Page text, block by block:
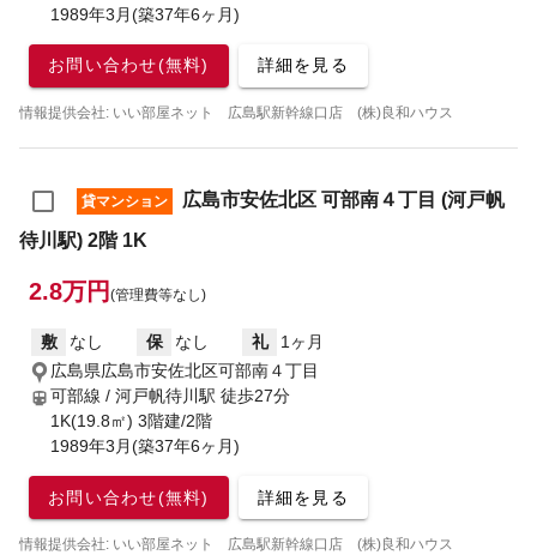
1989年3月(築37年6ヶ月)
お問い合わせ(無料) 詳細を見る
情報提供会社: いい部屋ネット 広島駅新幹線口店 (株)良和ハウス
貸マンション
広島市安佐北区 可部南４丁目 (河戸帆
待川駅) 2階 1K
2.8万円 (管理費等なし)
敷 なし 保 なし 礼
1ヶ月
広島県広島市安佐北区可部南４丁目
可部線 / 河戸帆待川駅 徒歩27分
1K(19.8㎡) 3階建/2階
1989年3月(築37年6ヶ月)
お問い合わせ(無料) 詳細を見る
情報提供会社: いい部屋ネット 広島駅新幹線口店 (株)良和ハウス